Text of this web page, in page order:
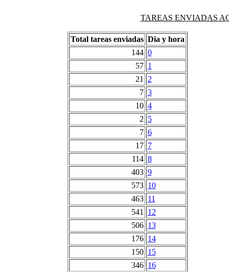
TAREAS ENVIADAS
Total tareas enviadas Dia y hora
144 0
57 1
21
2
7 3
10 4
2 5
7 6
17 7
114 8
403 9
573 10
463 11
541
12
506 13
176 14
150 15
346 16